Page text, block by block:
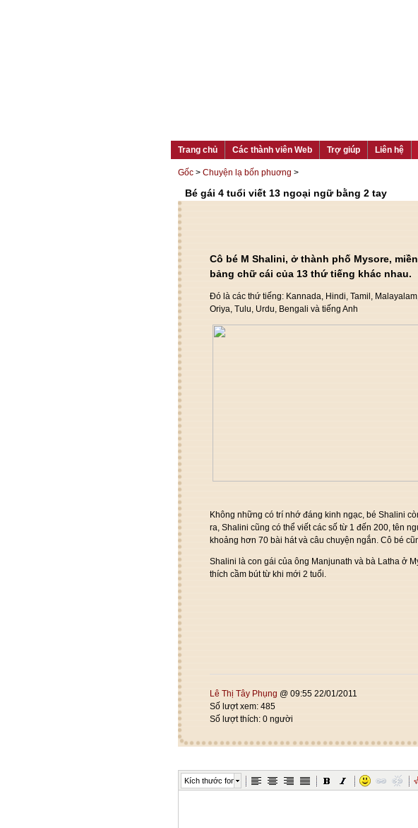
Trang chủ Các thành viên Web Trợ giúp Liên hệ
Gốc > Chuyện lạ bốn phuơng >
Bé gái 4 tuổi viết 13 ngoại ngữ bằng 2 tay
Cô bé M Shalini, ở thành phố Mysore,
bảng chữ cái của 13 thứ tiếng khác nhau.
Đó là các thứ tiếng: Kannada, Hindi, Tamil,
Oriya, Tulu, Urdu, Bengali và tiếng Anh
Không những có trí nhớ đáng kinh ngạc, bé Shalini
ra, Shalini cũng có thể viết các số từ 1 đến 200, tên
khoảng hơn 70 bài hát và câu chuyện ngắn. Cô bé
Shalini là con gái của ông Manjunath và bà Latha ở
thích cầm bút từ khi mới 2 tuổi.
Lê Thị Tây Phụng @ 09:55 22/01/2011
Số lượt xem: 485
Số lượt thích: 0 người
Kích thước font